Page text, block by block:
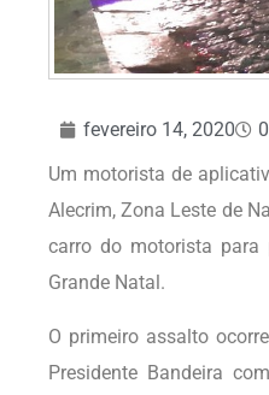
fevereiro 14, 2020
Um motorista de
Alecrim, Zona Leste de
carro do motorista para
Grande Natal.
O primeiro assalto
Presidente Bandeira